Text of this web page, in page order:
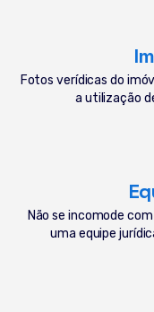
Fotos verídicas do
a utilização
Não se incomode
uma equipe